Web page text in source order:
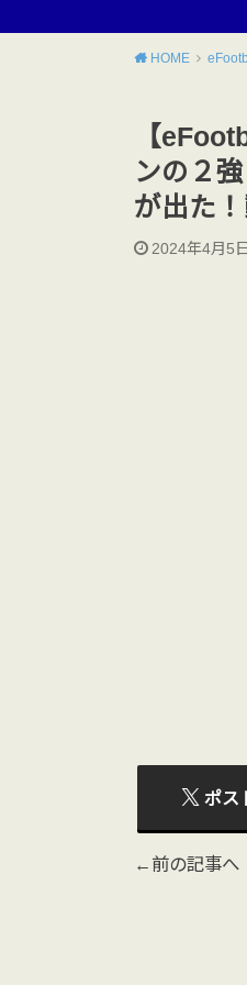
HOME
【
ンの２
が出た
2024年4月5日
ポス
←前の記事へ